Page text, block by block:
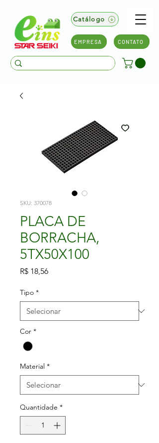
Catálogo
EMPRESA CONTATO
SKU: 370078
PLACA DE
BORRACHA,
5TX50X100
R$ 18,56Preço
Tipo *
Cor *
Material *
Quantidade *